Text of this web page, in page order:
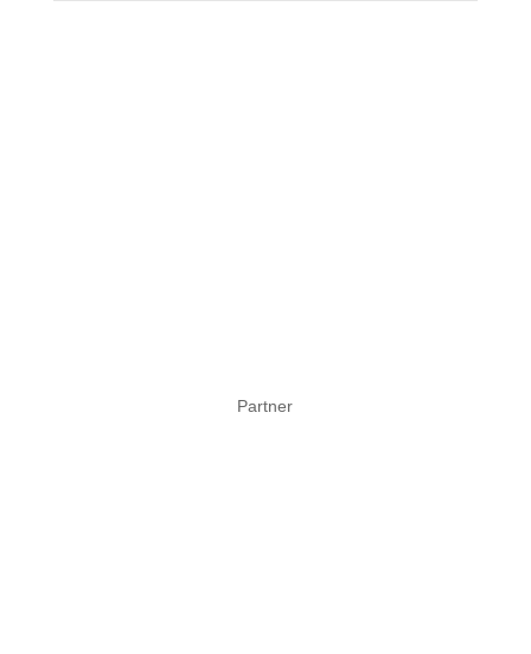
Partner